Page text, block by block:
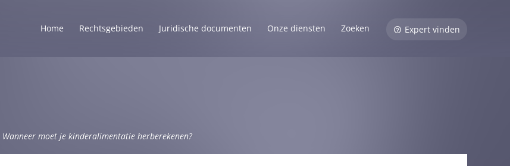
Home Rechtsgebieden Juridische documenten Onze diensten Zoeken Expert vinden
Wanneer moet je kinderalimentatie herberekenen?